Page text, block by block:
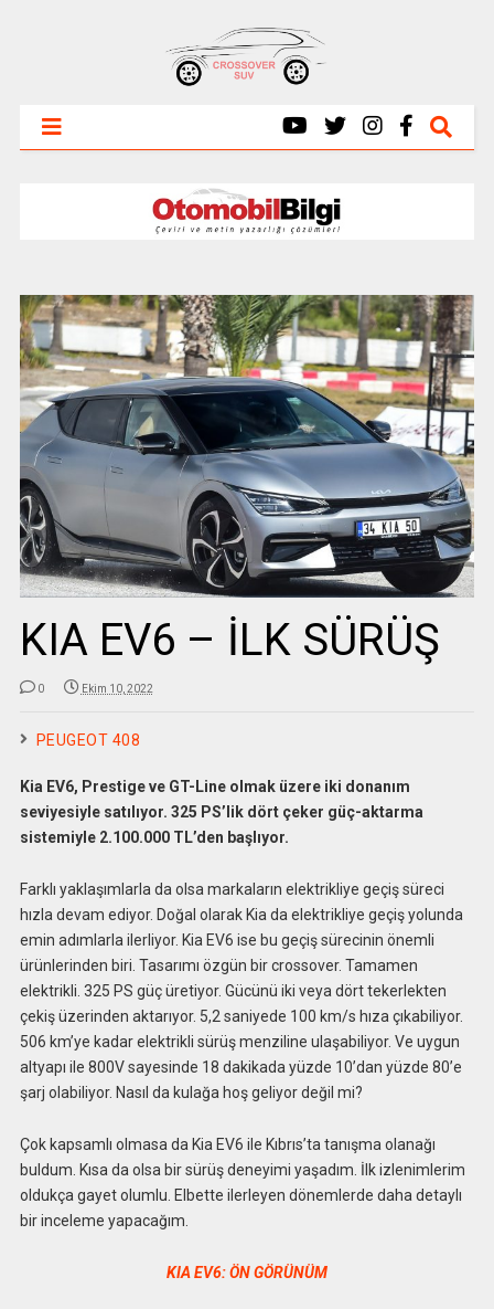
KIA EV6 – İLK SÜRÜŞ
0 Ekim 10, 2022
PEUGEOT 408
Kia EV6, Prestige ve GT-Line olmak üzere iki donanım
seviyesiyle satılıyor. 325 PS’lik dört çeker güç-aktarma
sistemiyle 2.100.000 TL’den başlıyor.
Farklı yaklaşımlarla da olsa markaların elektrikliye geçiş süreci
hızla devam ediyor. Doğal olarak Kia da elektrikliye geçiş yolunda
emin adımlarla ilerliyor. Kia EV6 ise bu geçiş sürecinin önemli
ürünlerinden biri. Tasarımı özgün bir crossover. Tamamen
elektrikli. 325 PS güç üretiyor. Gücünü iki veya dört tekerlekten
çekiş üzerinden aktarıyor. 5,2 saniyede 100 km/s hıza çıkabiliyor.
506 km’ye kadar elektrikli sürüş menziline ulaşabiliyor. Ve uygun
altyapı ile 800V sayesinde 18 dakikada yüzde 10’dan yüzde 80’e
şarj olabiliyor. Nasıl da kulağa hoş geliyor değil mi?
Çok kapsamlı olmasa da Kia EV6 ile Kıbrıs’ta tanışma olanağı
buldum. Kısa da olsa bir sürüş deneyimi yaşadım. İlk izlenimlerim
oldukça gayet olumlu. Elbette ilerleyen dönemlerde daha detaylı
bir inceleme yapacağım.
KIA EV6: ÖN GÖRÜNÜM